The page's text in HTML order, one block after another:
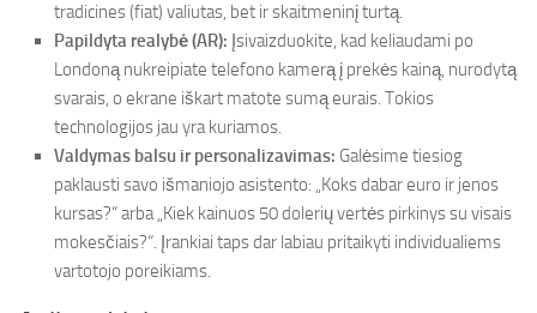
tradicines (fiat) valiutas, bet ir skaitmeninį turtą.
Papildyta realybė (AR): Įsivaizduokite, kad keliaudami po
Londoną nukreipiate telefono kamerą į prekės kainą, nurodytą
svarais, o ekrane iškart matote sumą eurais. Tokios
technologijos jau yra kuriamos.
Valdymas balsu ir personalizavimas: Galėsime tiesiog
paklausti savo išmaniojo asistento: „Koks dabar euro ir jenos
kursas?“ arba „Kiek kainuos 50 dolerių vertės pirkinys su visais
mokesčiais?“. Įrankiai taps dar labiau pritaikyti individualiems
vartotojo poreikiams.